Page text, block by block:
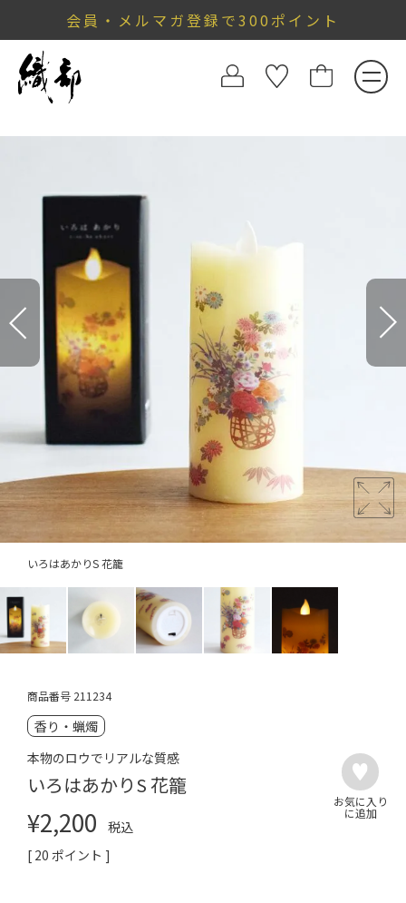
会員・メルマガ登録で300ポイント
いろはあかりS 花籠
商品番号 211234
香り・蝋燭
本物のロウでリアルな質感
いろはあかりS 花籠
¥2,200
税込
[ 20 ポイント ]